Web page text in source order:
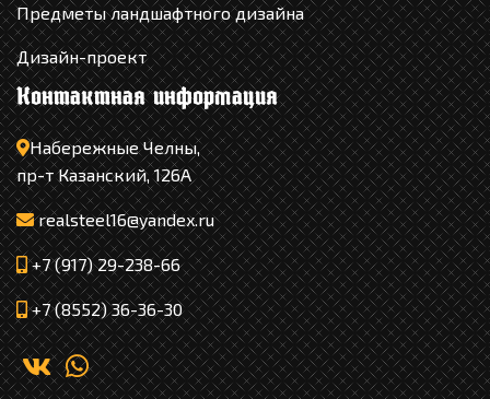
Предметы ландшафтного дизайна
Дизайн-проект
Контактная информация
Набережные Челны,
пр-т Казанский, 126А
realsteel16@yandex.ru
+7 (917) 29-238-66
+7 (8552) 36-36-30